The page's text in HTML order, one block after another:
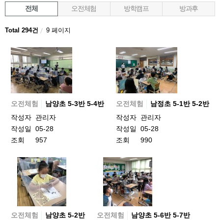
전체 오전체험 방학캠프 방과후
Total 294건 9 페이지
오전체험
남양초 5-3반 5-4반
작성자 관리자
작성일
05-28
조회
957
오전체험
남정초 5-1반 5-2반
작성자 관리자
작성일
05-28
조회
990
오전체험
남양초 5-2반
오전체험
남양초 5-6반 5-7반